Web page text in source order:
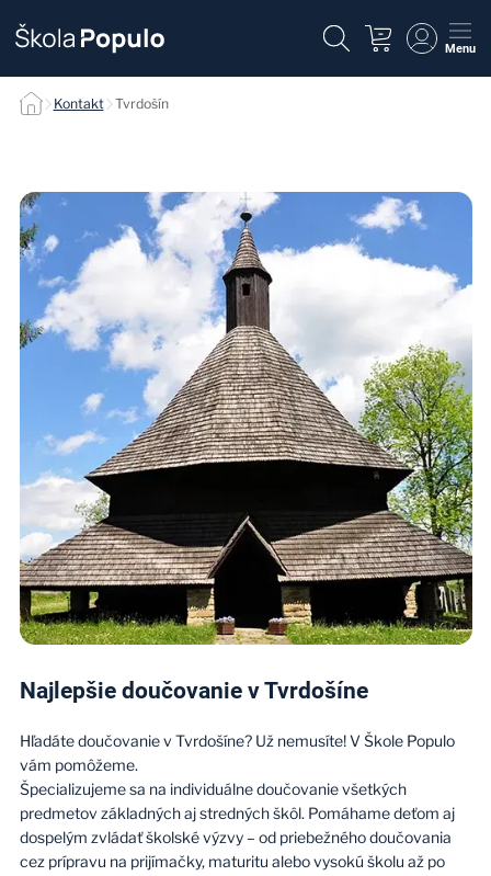
Menu
Kontakt
Tvrdošín
Najlepšie doučovanie v Tvrdošíne
Hľadáte doučovanie v Tvrdošíne? Už nemusíte! V Škole Populo
vám pomôžeme.
Špecializujeme sa na individuálne doučovanie všetkých
predmetov základných aj stredných škôl. Pomáhame deťom aj
dospelým zvládať školské výzvy – od priebežného doučovania
cez prípravu na prijímačky, maturitu alebo vysokú školu až po